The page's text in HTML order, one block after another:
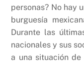
personas? No hay
burguesía
Durante las
nacionales y sus
a una situación